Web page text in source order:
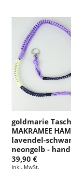
goldmarie
MAKRAMEE
lavendel-
neongelb -
39,90 €
inkl. MwSt.